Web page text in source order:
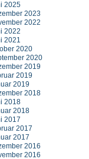
2025
2023
2022
2022
2021
2020
2020
2019
2019
2019
2018
2018
2018
2017
2017
2017
2016
2016